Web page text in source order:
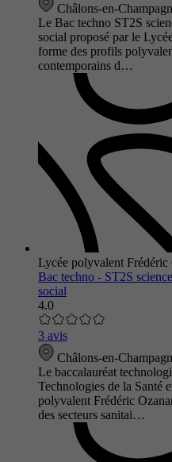
Châlons-en-
Le Bac techno ST2S
social proposé par le
forme des profils
contemporains d…
Lycée polyvalent Frédéric
Bac techno - ST2S
social
4.0
3 avis
Châlons-en-
Le baccalauréat
Technologies de la Santé
polyvalent Frédéric
des secteurs sanitai…